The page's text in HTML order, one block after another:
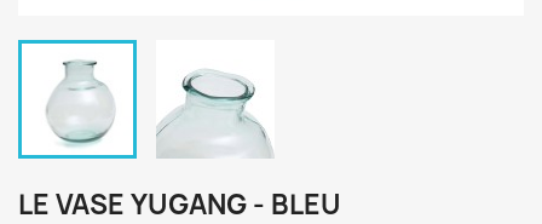
LE VASE YUGANG - BLEU